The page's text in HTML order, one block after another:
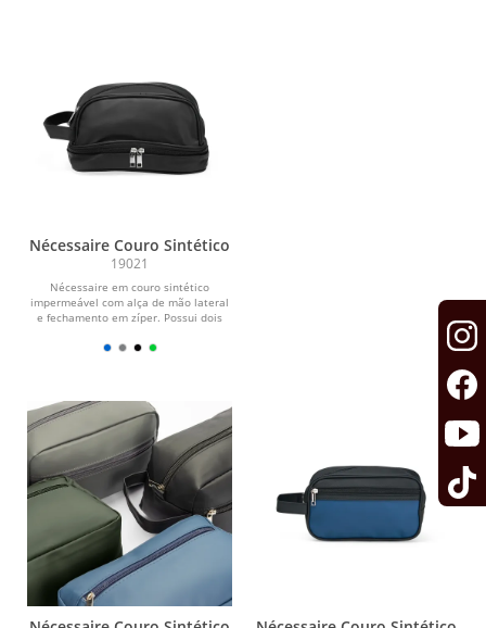
Nécessaire Couro Sintético
19021
Nécessaire em couro sintético
impermeável com alça de mão lateral
e fechamento em zíper. Possui dois